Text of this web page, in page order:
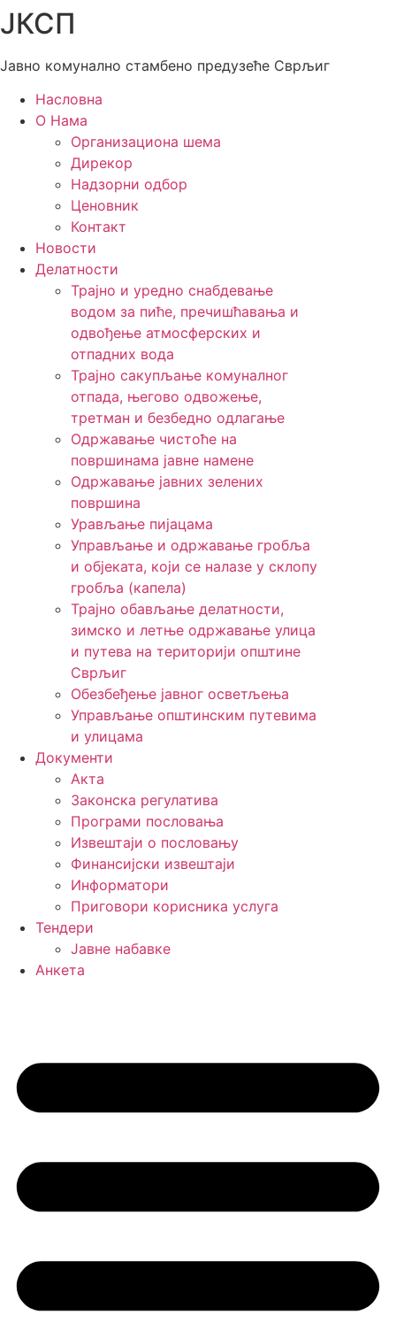
Скочите
на
садржај
ЈКСП
Јавно комунално стамбено предузеће Сврљиг
Насловна
О Нама
Организациона шема
Дирекор
Надзорни одбор
Ценовник
Контакт
Новости
Делатности
Трајно и уредно снабдевање
водом за пиће, пречишћавања и
одвођење атмосферских и
отпадних вода
Трајно сакупљање комуналног
отпада, његово одвожење,
третман и безбедно одлагање
Одржавање чистоће на
површинама јавне намене
Одржавање јавних зелених
површина
Урављање пијацама
Управљање и одржавање гробља
и објеката, који се налазе у склопу
гробља (капела)
Трајно обављање делатности,
зимско и летње одржавање улица
и путева на територији општине
Сврљиг
Обезбеђење јавног осветљења
Управљање општинским путевима
и улицама
Документи
Акта
Законска регулатива
Програми пословања
Извештаји о пословању
Финансијски извештаји
Информатори
Приговори корисника услуга
Тендери
Јавне набавке
Анкета